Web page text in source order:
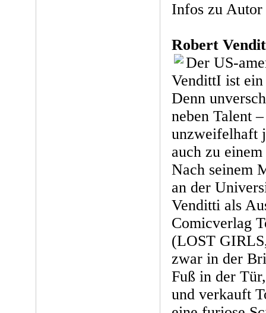
Infos zu
Robert
Der US-
VendittI ist
Denn
neben Talent
unzweifelhaft
auch zu
Nach seinem
an der
Venditti als
Comicverlag
(LOST
zwar in der
Fuß in der
und verkauft